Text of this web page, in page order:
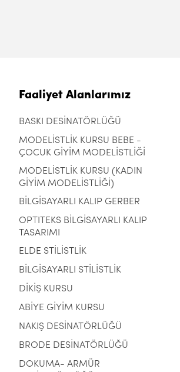
Faaliyet Alanlarımız
BASKI DESİNATÖRLÜĞÜ
MODELİSTLİK KURSU BEBE -
ÇOCUK GİYİM MODELİSTLİĞİ
MODELİSTLİK KURSU (KADIN
GİYİM MODELİSTLİĞİ)
BİLGİSAYARLI KALIP GERBER
OPTITEKS BİLGİSAYARLI KALIP
TASARIMI
ELDE STİLİSTLİK
BİLGİSAYARLI STİLİSTLİK
DİKİŞ KURSU
ABİYE GİYİM KURSU
NAKIŞ DESİNATÖRLÜĞÜ
BRODE DESİNATÖRLÜĞÜ
DOKUMA- ARMÜR